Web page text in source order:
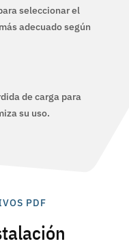
seleccionar el
adecuado según
de carga para
su uso.
PDF